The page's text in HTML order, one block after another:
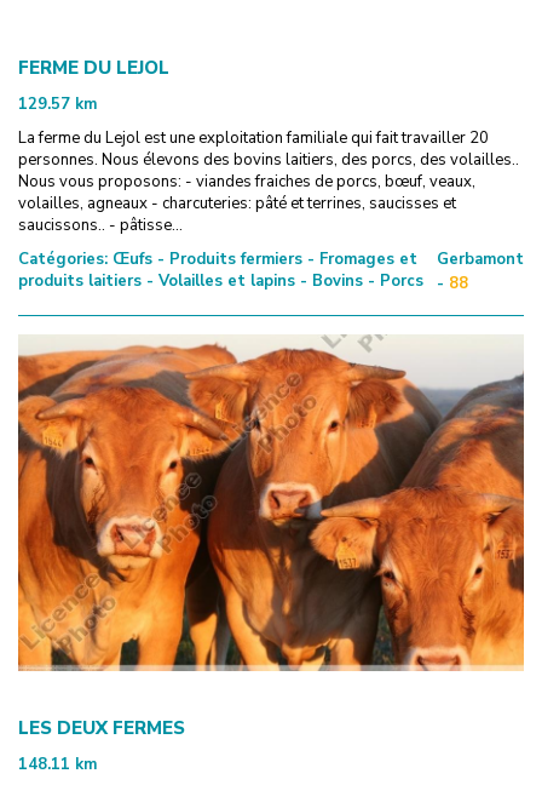
FERME DU LEJOL
129.57 km
La ferme du Lejol est une exploitation familiale qui fait travailler 20
personnes. Nous élevons des bovins laitiers, des porcs, des volailles..
Nous vous proposons: - viandes fraiches de porcs, bœuf, veaux,
volailles, agneaux - charcuteries: pâté et terrines, saucisses et
saucissons.. - pâtisse...
Catégories: Œufs - Produits fermiers - Fromages et
produits laitiers - Volailles et lapins - Bovins - Porcs
Gerbamont
- 88
LES DEUX FERMES
148.11 km